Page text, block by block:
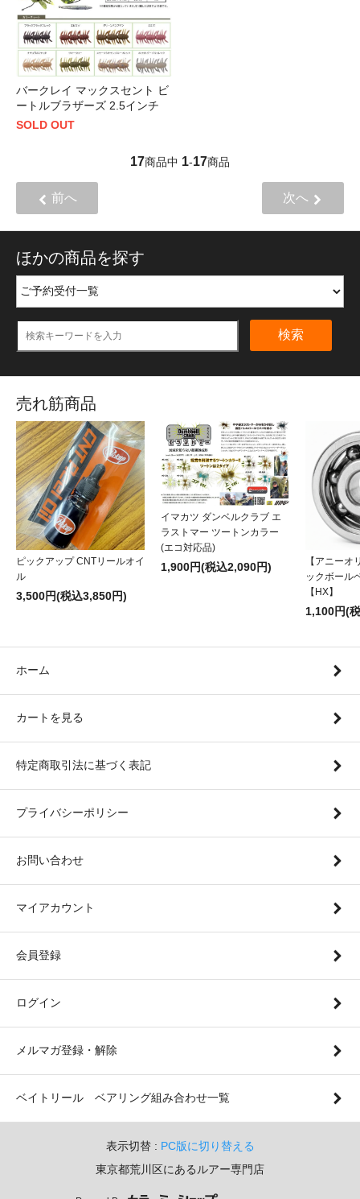
バークレイ マックスセント ビ
ートルブラザーズ 2.5インチ
SOLD OUT
17商品中 1-17商品
前へ 次へ
ほかの商品を探す
検索
売れ筋商品
ピックアップ CNTリールオイ
ル
3,500円(税込3,850円)
イマカツ ダンベルクラブ エ
ラストマー ツートンカラー
(エコ対応品)
1,900円(税込2,090円)
【アニーオ
ックボール
【HX】
1,100円(
ホーム
カートを見る
特定商取引法に基づく表記
プライバシーポリシー
お問い合わせ
マイアカウント
会員登録
ログイン
メルマガ登録・解除
ベイトリール ベアリング組み合わせ一覧
表示切替 : PC版に切り替える
東京都荒川区にあるルアー専門店